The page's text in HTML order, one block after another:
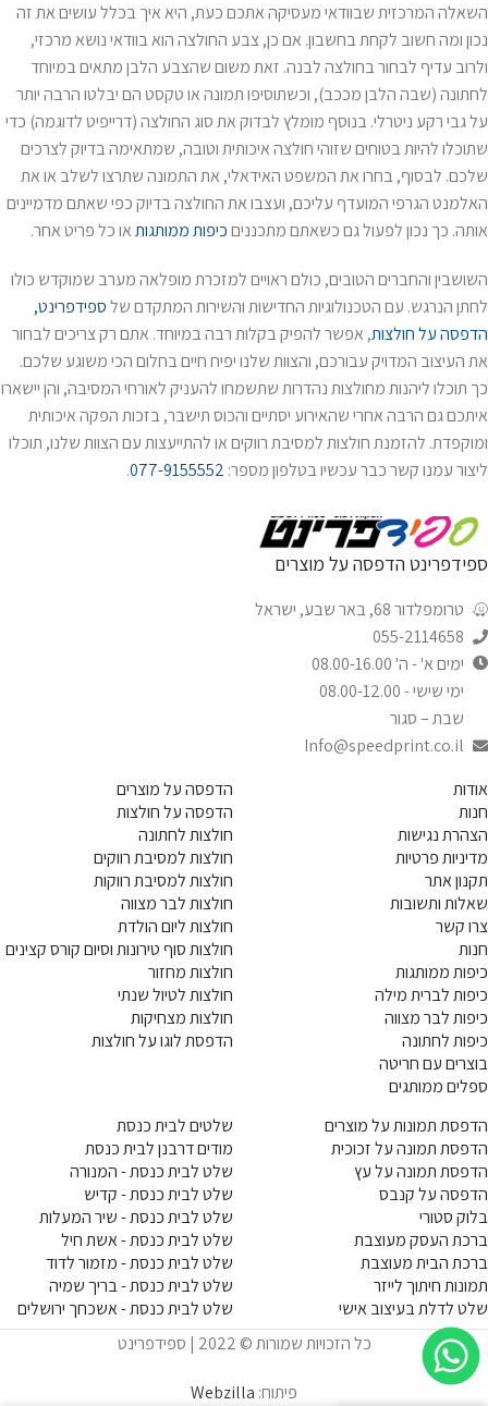
השאלה המרכזית שבוודאי מעסיקה אתכם כעת, היא איך בכלל עושים את זה
נכון ומה חשוב לקחת בחשבון. אם כן, צבע החולצה הוא בוודאי נושא מרכזי,
ולרוב עדיף לבחור בחולצה לבנה. זאת משום שהצבע הלבן מתאים במיוחד
לחתונה (שבה הלבן מככב), וכשתוסיפו תמונה או טקסט הם יבלטו הרבה יותר
על גבי רקע ניטרלי. בנוסף מומלץ לבדוק את סוג החולצה (דרייפיט לדוגמה) כדי
שתוכלו להיות בטוחים שזוהי חולצה איכותית וטובה, שמתאימה בדיוק לצרכים
שלכם. לבסוף, בחרו את המשפט האידאלי, את התמונה שתרצו לשלב או את
האלמנט הגרפי המועדף עליכם, ועצבו את החולצה בדיוק כפי שאתם מדמיינים
אותה. כך נכון לפעול גם כשאתם מתכנניםכיפות ממותגותאו כל פריט אחר.
השושבין והחברים הטובים, כולם ראויים למזכרת מופלאה מערב שמוקדש כולו
לחתן הנרגש. עם הטכנולוגיות החדישות והשירות המתקדם שלספידפרינט,
הדפסה על חולצות, אפשר להפיק בקלות רבה במיוחד. אתם רק צריכים לבחור
את העיצוב המדויק עבורכם, והצוות שלנו יפיח חיים בחלום הכי משוגע שלכם.
כך תוכלו ליהנות מחולצות נהדרות שתשמחו להעניק לאורחי המסיבה, והן יישארו
איתכם גם הרבה אחרי שהאירוע יסתיים והכוס תישבר, בזכות הפקה איכותית
ומוקפדת. להזמנת חולצות למסיבת רווקים או להתייעצות עם הצוות שלנו, תוכלו
ליצור עמנו קשר כבר עכשיו בטלפון מספר: 077-9155552
.
ספידפרינט הדפסה על מוצרים
טרומפלדור 68, באר שבע, ישראל
055-2114658
ימים א' - ה' 08.00-16.00
ימי שישי - 08.00-12.00
שבת – סגור
Info@speedprint.co.il
אודות
חנות
הצהרת נגישות
מדיניות פרטיות
תקנון אתר
שאלות ותשובות
צרו קשר
חנות
כיפות ממותגות
כיפות לברית מילה
כיפות לבר מצווה
כיפות לחתונה
בוצרים עם חריטה
ספלים ממותגים
הדפסה על מוצרים
הדפסה על חולצות
חולצות לחתונה
חולצות למסיבת רווקים
חולצות למסיבת רווקות
חולצות לבר מצווה
חולצות ליום הולדת
חולצות סוף טירונות וסיום קורס קצינים
חולצות מחזור
חולצות לטיול שנתי
חולצות מצחיקות
הדפסת לוגו על חולצות
הדפסת תמונות על מוצרים
הדפסת תמונה על זכוכית
הדפסת תמונה על עץ
הדפסה על קנבס
בלוק סטורי
ברכת העסק מעוצבת
ברכת הבית מעוצבת
תמונות חיתוך לייזר
שלט לדלת בעיצוב אישי
שלטים לבית כנסת
מודים דרבנן לבית כנסת
שלט לבית כנסת - המנורה
שלט לבית כנסת - קדיש
שלט לבית כנסת - שיר המעלות
שלט לבית כנסת - אשת חיל
שלט לבית כנסת - מזמור לדוד
שלט לבית כנסת - בריך שמיה
שלט לבית כנסת - אשכחך ירושלים
כל הזכויות שמורות © 2022 | ספידפרינט
פיתוח: Webzilla